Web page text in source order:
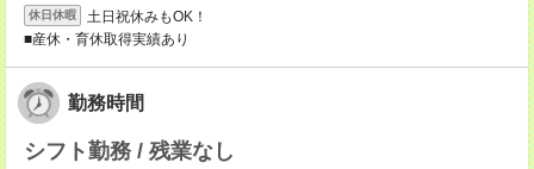
休日休暇
土日祝休みもOK！
■産休・育休取得実績あり
勤務時間
シフト勤務 / 残業なし